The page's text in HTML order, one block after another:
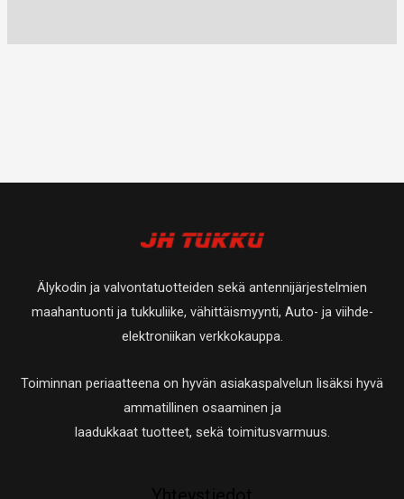
Älykodin ja valvontatuotteiden sekä antennijärjestelmien
maahantuonti ja tukkuliike, vähittäismyynti, Auto- ja viihde-
elektroniikan verkkokauppa.
Toiminnan periaatteena on hyvän asiakaspalvelun lisäksi hyvä
ammatillinen osaaminen ja
laadukkaat tuotteet, sekä toimitusvarmuus.